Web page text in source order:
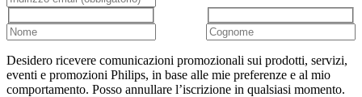
Desidero ricevere comunicazioni promozionali sui prodotti, servizi,
eventi e promozioni Philips, in base alle mie preferenze e al mio
comportamento. Posso annullare l’iscrizione in qualsiasi momento.